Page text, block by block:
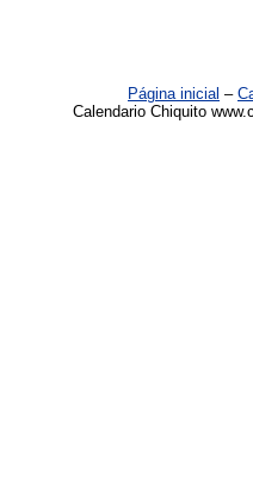
Página inicial –
Calendario Chiquito